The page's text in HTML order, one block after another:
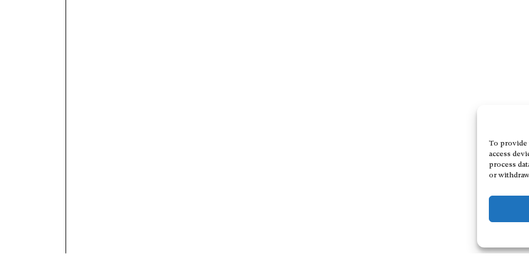
To provide
access
process
or